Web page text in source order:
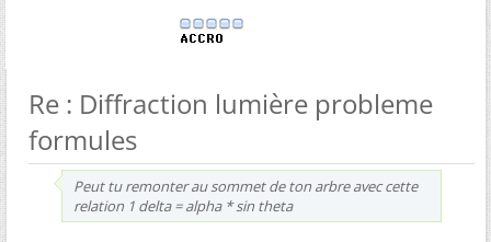
Re : Diffraction lumière probleme
formules
Peut tu remonter au sommet de ton arbre avec cette
relation 1 delta = alpha * sin theta